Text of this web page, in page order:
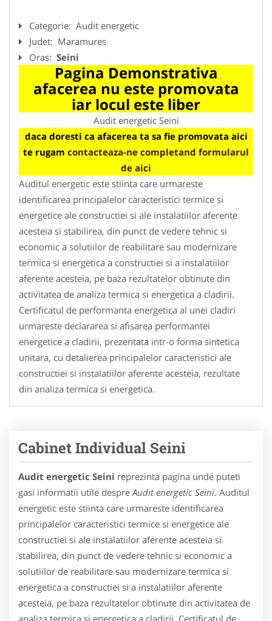
Categorie: Audit energetic
Judet: Maramures
Oras: Seini
Pagina Demonstrativa
afacerea nu este promovata
iar locul este liber
Audit energetic Seini
daca doresti ca afacerea ta sa fie promovata aici
te rugam contacteaza-ne completand formularul
de aici
Auditul energetic este stiinta care urmareste
identificarea principalelor caracteristici termice si
energetice ale constructiei si ale instalatiilor aferente
acesteia si stabilirea, din punct de vedere tehnic si
economic a solutiilor de reabilitare sau modernizare
termica si energetica a constructiei si a instalatiilor
aferente acesteia, pe baza rezultatelor obtinute din
activitatea de analiza termica si energetica a cladirii.
Certificatul de performanta energetica al unei cladiri
urmareste declararea si afisarea performantei
energetice a cladirii, prezentata intr-o forma sintetica
unitara, cu detalierea principalelor caracteristici ale
constructiei si instalatiilor aferente acesteia, rezultate
din analiza termica si energetica.
Cabinet Individual Seini
Audit energetic Seini reprezinta pagina unde puteti
gasi informatii utile despre Audit energetic Seini. Auditul
energetic este stiinta care urmareste identificarea
principalelor caracteristici termice si energetice ale
constructiei si ale instalatiilor aferente acesteia si
stabilirea, din punct de vedere tehnic si economic a
solutiilor de reabilitare sau modernizare termica si
energetica a constructiei si a instalatiilor aferente
acesteia, pe baza rezultatelor obtinute din activitatea de
analiza termica si energetica a cladirii. Certificatul de